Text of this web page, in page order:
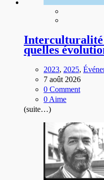
Interculturalité
quelles
2023, 2025,
7 août 2026
0 Comment
0 Aime
(suite…)